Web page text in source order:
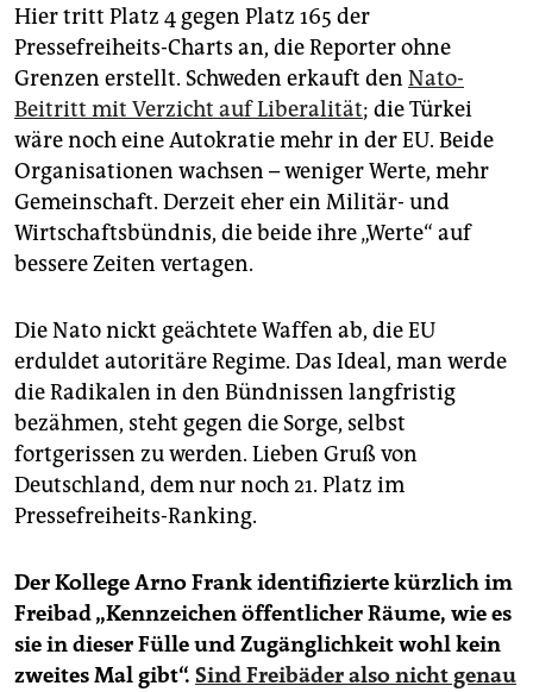
Hier tritt Platz 4 gegen Platz 165 der
Pressefreiheits-Charts an, die Reporter ohne
Grenzen erstellt. Schweden erkauft den Nato-
Beitritt mit Verzicht auf Liberalität; die Türkei
wäre noch eine Autokratie mehr in der EU. Beide
Organisationen wachsen – weniger Werte, mehr
Gemeinschaft. Derzeit eher ein Militär- und
Wirtschaftsbündnis, die beide ihre „Werte“ auf
bessere Zeiten vertagen.
Die Nato nickt geächtete Waffen ab, die EU
erduldet autoritäre Regime. Das Ideal, man werde
die Radikalen in den Bündnissen langfristig
bezähmen, steht gegen die Sorge, selbst
fortgerissen zu werden. Lieben Gruß von
Deutschland, dem nur noch 21. Platz im
Pressefreiheits-Ranking.
Der Kollege Arno Frank identifizierte kürzlich im
Freibad „Kennzeichen öffentlicher Räume, wie es
sie in dieser Fülle und Zugänglichkeit wohl kein
zweites Mal gibt“. Sind Freibäder also nicht genau